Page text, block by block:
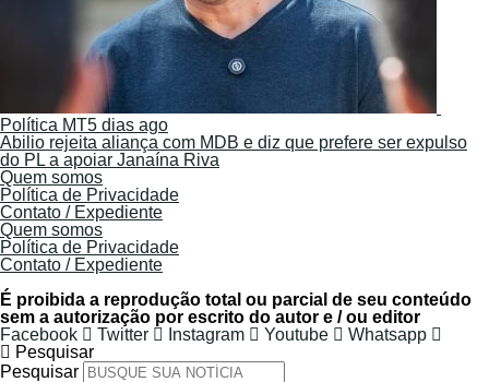
Política MT5 dias ago
Abilio rejeita aliança com MDB e diz que prefere ser expulso
do PL a apoiar Janaína Riva
Quem somos
Política de Privacidade
Contato / Expediente
Quem somos
Política de Privacidade
Contato / Expediente
É proibida a reprodução total ou parcial de seu conteúdo
sem a autorização por escrito do autor e / ou editor
Facebook
Twitter Instagram Youtube
Whatsapp
Pesquisar
Pesquisar